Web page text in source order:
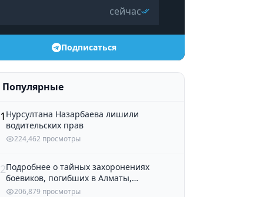
сейчас
Подписаться
Популярные
1 Нурсултана Назарбаева лишили
водительских прав
224,462 просмотры
2Подробнее о тайных захоронениях
боевиков, погибших в Алматы,
рассказали в полиции
206,879 просмотры